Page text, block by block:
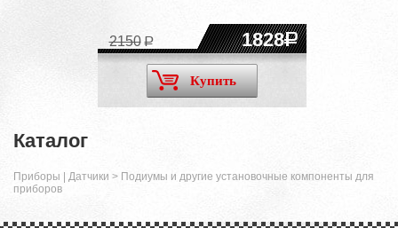
1828
2150
Купить
Каталог
Приборы | Датчики > Подиумы и другие установочные компоненты для
приборов